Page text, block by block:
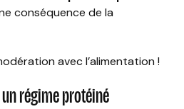
conséquence de la
avec l’alimentation !
régime protéiné